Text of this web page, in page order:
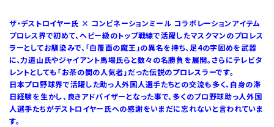
ザ・デストロイヤー氏 × コンビネーションミール コラボレーションアイテム
プロレス界で初めて、ヘビー級のトップ戦線で活躍したマスクマンのプロレス
ラーとしてお馴染みで、「白覆面の魔王」の異名を持ち、足4の字固めを武器
に、力道山氏やジャイアント馬場氏らと数々の名勝負を展開。さらにテレビタ
レントとしても「お茶の間の人気者」だった伝説のプロレスラーです。
日本プロ野球界で活躍した助っ人外国人選手たちとの交流も多く、自身の滞
日経験を生かし、良きアドバイザーとなった事で、多くのプロ野球助っ人外国
人選手たちがデストロイヤー氏への感謝をいまだに忘れないと言われていま
す。